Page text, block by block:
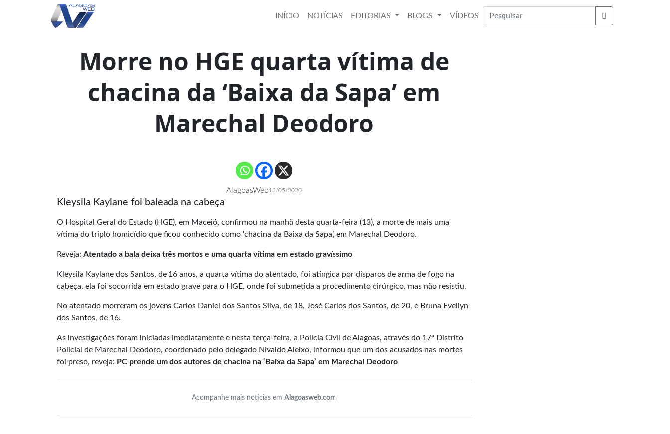
INÍCIO NOTÍCIAS EDITORIAS BLOGS
VÍDEOS
Buscar
Morre no HGE quarta vítima de
chacina da ‘Baixa da Sapa’ em
Marechal Deodoro
AlagoasWeb13/05/2020
Kleysila Kaylane foi baleada na cabeça
O Hospital Geral do Estado (HGE), em Maceió, confirmou na manhã desta quarta-feira (13), a morte de mais uma
vítima do triplo homicídio que ficou conhecido como ‘chacina da Baixa da Sapa’, em Marechal Deodoro.
Reveja: Atentado a bala deixa três mortos e uma quarta vítima em estado gravíssimo
Kleysila Kaylane dos Santos, de 16 anos, a quarta vítima do atentado, foi atingida por disparos de arma de fogo na
cabeça, ela foi socorrida em estado grave para o HGE, onde foi submetida a procedimento cirúrgico, mas não resistiu.
No atentado morreram os jovens Carlos Daniel dos Santos Silva, de 18, José Carlos dos Santos, de 20, e Bruna Evellyn
dos Santos, de 16.
As investigações foram iniciadas imediatamente e nesta terça-feira, a Polícia Civil de Alagoas, através do 17ª Distrito
Policial de Marechal Deodoro, coordenado pelo delegado Nivaldo Aleixo, informou que um dos acusados nas mortes
foi preso, reveja: PC prende um dos autores de chacina na ‘Baixa da Sapa’ em Marechal Deodoro
Acompanhe mais notícias em Alagoasweb.com